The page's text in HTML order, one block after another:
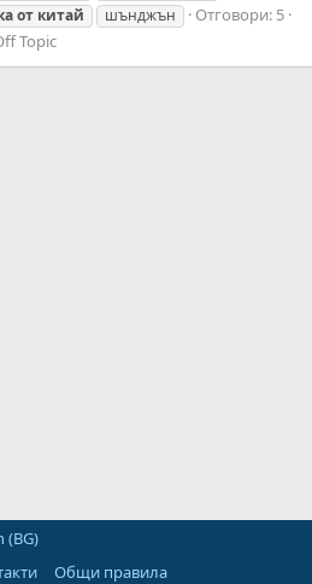
от китай шънджън
Отговори: 5
Topic
(BG)
Общи правила